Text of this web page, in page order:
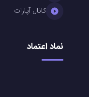
کانال آپارات
نماد اعتماد